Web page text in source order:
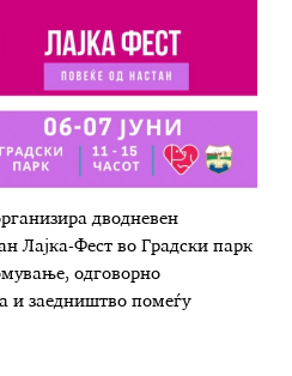
дводневен
Лајка-Фест во Градски парк
одговорно
и заедништво помеѓу